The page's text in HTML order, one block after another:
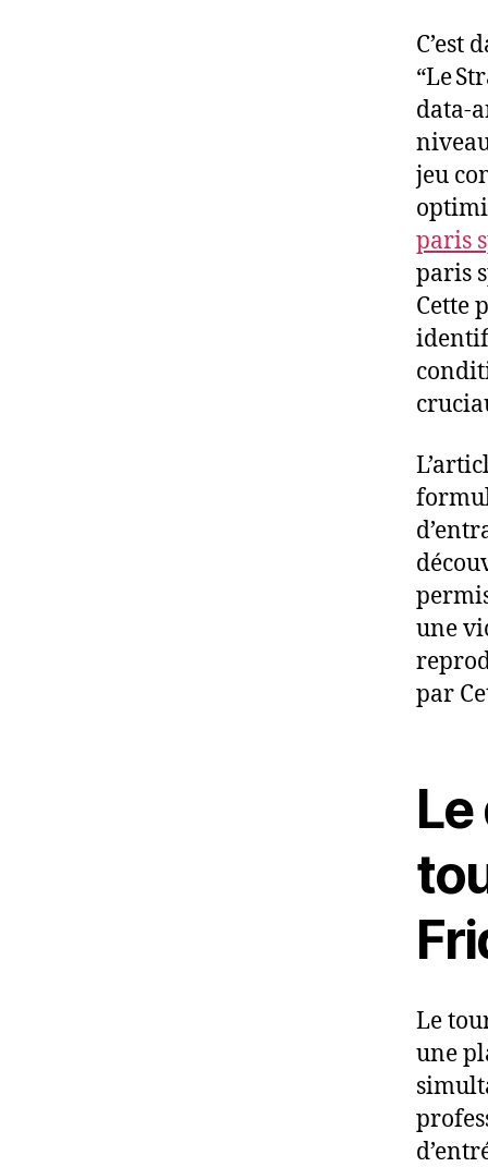
C’est
“Le
jeu
paris
paris
Cette
une
par
Le
une